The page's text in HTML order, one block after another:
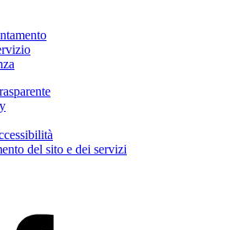
del sito e dei servizi